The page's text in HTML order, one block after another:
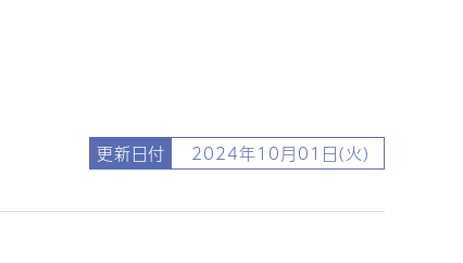
更新日付 2024年10月01日(火)